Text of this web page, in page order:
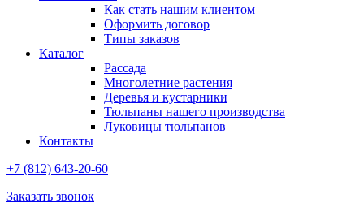
Как стать нашим клиентом
Оформить договор
Типы заказов
Каталог
Рассада
Многолетние растения
Деревья и кустарники
Тюльпаны нашего производства
Луковицы тюльпанов
Контакты
+7 (812) 643-20-60
Заказать звонок